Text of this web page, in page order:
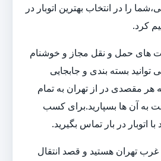
را در انتخاب بهترین اتوبار در
کرد.
های حمل و نقل مجاز و خوشنام
بسته بندی و جابجایی
هر مقصدی در از تهران به تمام
به آن ها بسپارید.برای کسب
اتوبار در بار تماس بگیرید.
تهران هستید و قصد انتقال